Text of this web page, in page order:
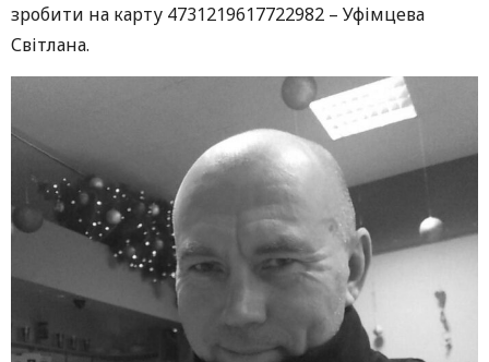
зробити на карту 4731219617722982 – Уфімцева
Світлана.